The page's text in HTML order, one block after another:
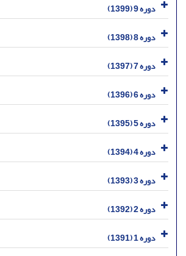
دوره 9 (1399)
دوره 8 (1398)
دوره 7 (1397)
دوره 6 (1396)
دوره 5 (1395)
دوره 4 (1394)
دوره 3 (1393)
دوره 2 (1392)
دوره 1 (1391)